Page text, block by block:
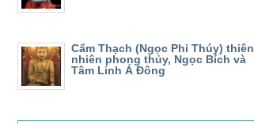
Cẩm Thạch (Ngọc Phỉ Thúy) thiên
nhiên phong thủy, Ngọc Bích và
Tâm Linh Á Đông